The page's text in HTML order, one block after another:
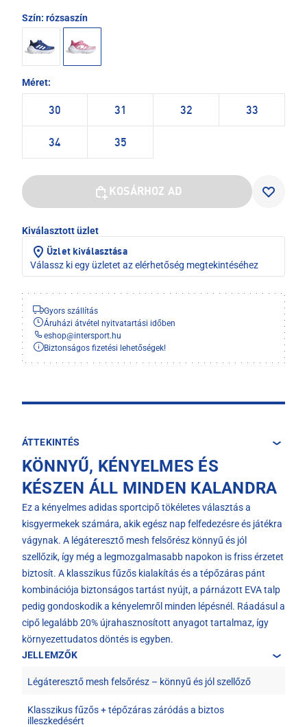
Szín: rózsaszín
Méret:
30 31 32 33
34 35
KOSÁRHOZ AD
Kiválasztott üzlet
Üzlet kiválasztása
Válassz ki egy üzletet az elérhetőség megtekintéséhez
Gyors szállítás
Áruházi átvétel nyitvatartási időben
eshop@intersport.hu
Biztonságos fizetési lehetőségek!
ÁTTEKINTÉS
KÖNNYŰ, KÉNYELMES ÉS
KÉSZEN ÁLL MINDEN KALANDRA
Ez a kényelmes adidas sportcipő tökéletes választás a
kisgyermekek számára, akik egész nap felfedezésre és játékra
vágynak. A légáteresztő mesh felsőrész könnyű és jól
szellőzik, így még a legmozgalmasabb napokon is friss érzetet
biztosít. A klasszikus fűzős kialakítás és a tépőzáras pánt
kombinációja biztonságos tartást nyújt, a párnázott EVA talp
pedig gondoskodik a kényelemről minden lépésnél. Ráadásul a
cipő legalább 20% újrahasznosított anyagot tartalmaz, így
környezettudatos döntés is egyben.
JELLEMZŐK
Légáteresztő mesh felsőrész – könnyű és jól szellőző
Klasszikus fűzős + tépőzáras záródás a biztos
illeszkedésért